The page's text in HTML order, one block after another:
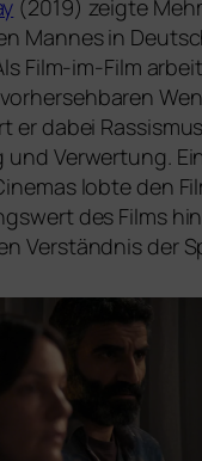
(2019) zeig­te
Mannes in
Film-im-Film
er dabei
Verwertung.
lob­te den
des Films
Verständnis der